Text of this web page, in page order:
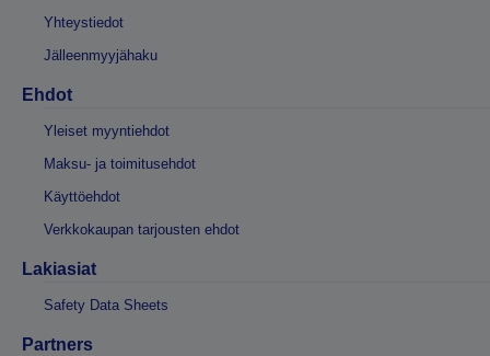
Yhteystiedot
Jälleenmyyjähaku
Ehdot
Yleiset myyntiehdot
Maksu- ja toimitusehdot
Käyttöehdot
Verkkokaupan tarjousten ehdot
Lakiasiat
Safety Data Sheets
Partners